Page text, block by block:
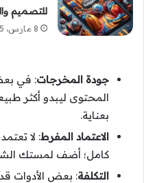
للتصميم
8 مارس، 2025
جودة المخرجات: في
المحتوى ليبدو أكثر
بعناية.
الاعتماد المفرط: لا
كامل؛ أضف لمستك
التكلفة: بعض الأدوات